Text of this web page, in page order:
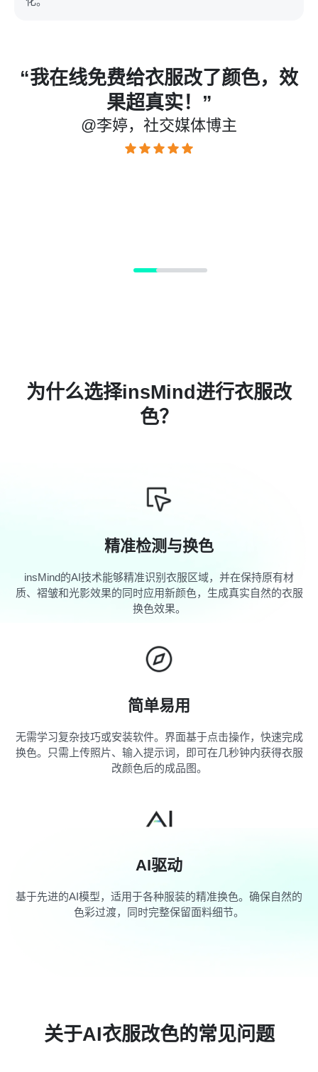
颜色，效 “作为店主，这个工具真
了很多时间和金钱。再也
个小时P图修改不同颜色
改衣服颜色工具让我轻松
为什么选择insMind进行衣服改
色？
精准检测与换色
insMind的AI技术能够精准识别衣服区域，并在保持原有材
质、褶皱和光影效果的同时应用新颜色，生成真实自然的衣服
换色效果。
简单易用
无需学习复杂技巧或安装软件。界面基于点击操作，快速完成
换色。只需上传照片、输入提示词，即可在几秒钟内获得衣服
改颜色后的成品图。
AI驱动
基于先进的AI模型，适用于各种服装的精准换色。确保自然的
色彩过渡，同时完整保留面料细节。
关于AI衣服改色的常见问题